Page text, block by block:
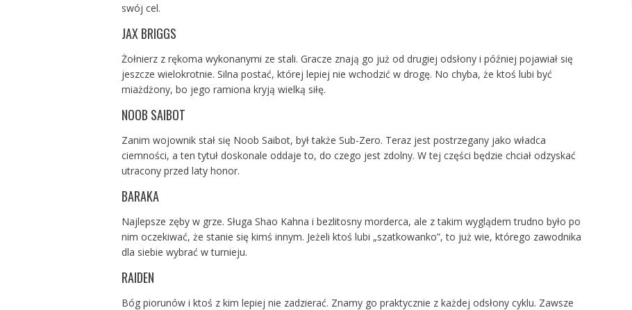
swój cel.
JAX BRIGGS
Żołnierz z rękoma wykonanymi ze stali. Gracze znają go już od drugiej odsłony i później pojawiał się
jeszcze wielokrotnie. Silna postać, której lepiej nie wchodzić w drogę. No chyba, że ktoś lubi być
miażdżony, bo jego ramiona kryją wielką siłę.
NOOB SAIBOT
Zanim wojownik stał się Noob Saibot, był także Sub-Zero. Teraz jest postrzegany jako władca
ciemności, a ten tytuł doskonale oddaje to, do czego jest zdolny. W tej części będzie chciał odzyskać
utracony przed laty honor.
BARAKA
Najlepsze zęby w grze. Sługa Shao Kahna i bezlitosny morderca, ale z takim wyglądem trudno było po
nim oczekiwać, że stanie się kimś innym. Jeżeli ktoś lubi „szatkowanko”, to już wie, którego zawodnika
dla siebie wybrać w turnieju.
RAIDEN
Bóg piorunów i ktoś z kim lepiej nie zadzierać. Znamy go praktycznie z każdej odsłony cyklu. Zawsze